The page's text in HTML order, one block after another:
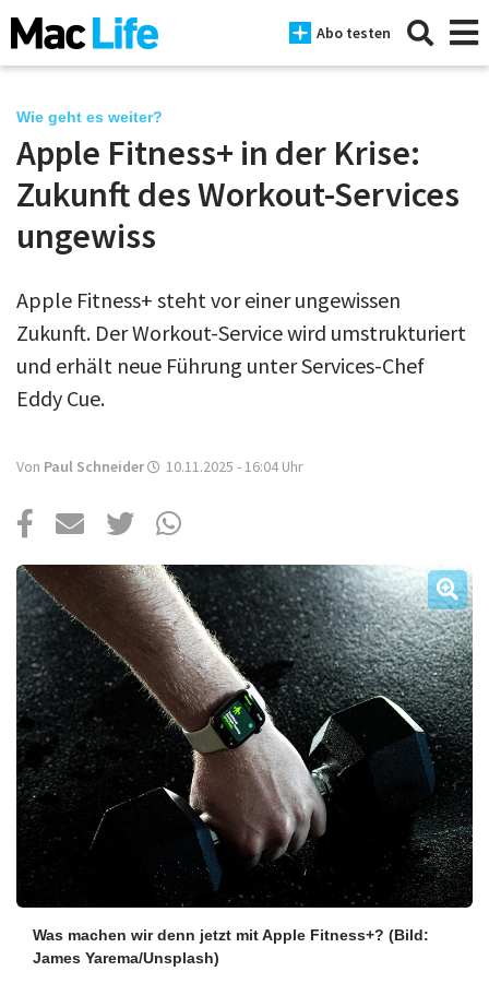
Abo testen
News
iPhone
iPad
Tests
Tipps
Podcast
Mac Life+
Anmelden
Wie geht es weiter?
Apple Fitness+ in der Krise:
Zukunft des Workout-Services
ungewiss
Apple Fitness+ steht vor einer ungewissen
Zukunft. Der Workout-Service wird umstrukturiert
und erhält neue Führung unter Services-Chef
Eddy Cue.
Von Paul Schneider 10.11.2025 - 16:04 Uhr
Was machen wir denn jetzt mit Apple Fitness+? (Bild:
James Yarema/Unsplash)